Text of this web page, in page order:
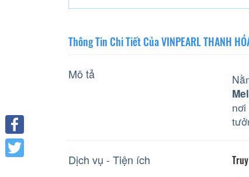
Thông Tin Chi Tiết Của VINPEARL THANH
Mô tả
Dịch vụ - Tiện ích
Facebook